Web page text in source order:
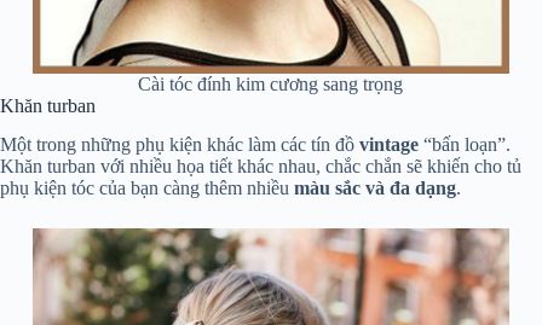
Cài tóc đính kim cương sang trọng
Khăn turban
Một trong những phụ kiện khác làm các tín đồ vintage “bấn loạn”.
Khăn turban với nhiều họa tiết khác nhau, chắc chắn sẽ khiến cho tủ
phụ kiện tóc của bạn càng thêm nhiều màu sắc và đa dạng.